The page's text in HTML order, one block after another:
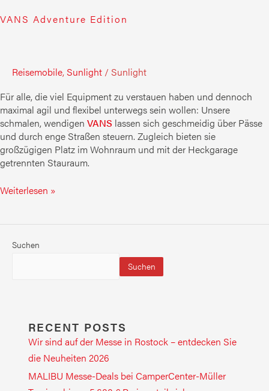
VANS Adventure Edition
Reisemobile, Sunlight / Sunlight
Für alle, die viel Equipment zu verstauen haben und dennoch
maximal agil und flexibel unterwegs sein wollen: Unsere
schmalen, wendigen VANS lassen sich geschmeidig über Pässe
und durch enge Straßen steuern. Zugleich bieten sie
großzügigen Platz im Wohnraum und mit der Heckgarage
getrennten Stauraum.
Weiterlesen »
Suchen
Suchen
RECENT POSTS
Wir sind auf der Messe in Rostock – entdecken Sie
die Neuheiten 2026
MALIBU Messe-Deals bei CamperCenter-Müller